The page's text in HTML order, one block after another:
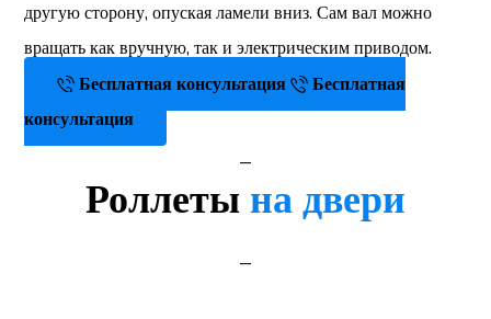
другую сторону, опуская ламели вниз. Сам вал можно
вращать как вручную, так и электрическим приводом.
Бесплатная консультация
Бесплатная
консультация
Роллеты на двери